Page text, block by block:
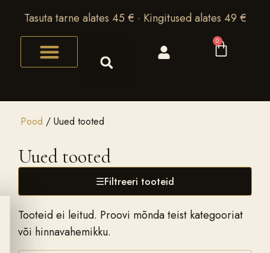
Tasuta tarne alates 45 € · Kingitused alates 49 €
0
Pood / Uued tooted
Uued tooted
☰Filtreeri tooteid
Tooteid ei leitud. Proovi mõnda teist kategooriat
või hinnavahemikku.